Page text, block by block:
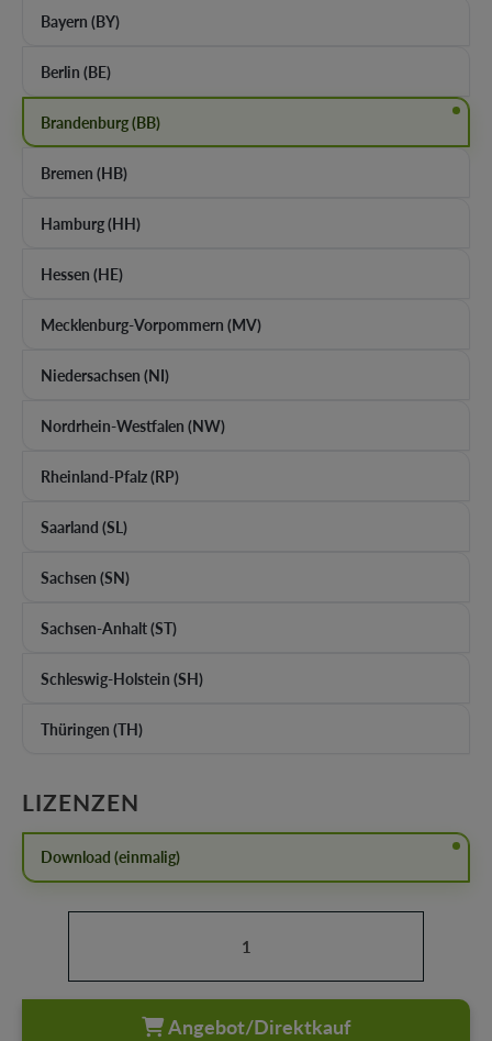
Bayern (BY)
Berlin (BE)
Brandenburg (BB)
Bremen (HB)
Hamburg (HH)
Hessen (HE)
Mecklenburg-Vorpommern (MV)
Niedersachsen (NI)
Nordrhein-Westfalen (NW)
Rheinland-Pfalz (RP)
Saarland (SL)
Sachsen (SN)
Sachsen-Anhalt (ST)
Schleswig-Holstein (SH)
Thüringen (TH)
LIZENZEN
Download (einmalig)
Angebot/Direktkauf